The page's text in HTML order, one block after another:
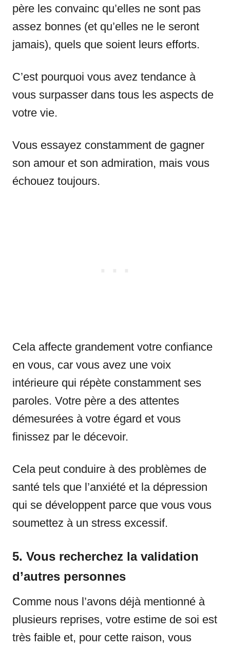
père les convainc qu’elles ne sont pas
assez bonnes (et qu’elles ne le seront
jamais), quels que soient leurs efforts.
C’est pourquoi vous avez tendance à
vous surpasser dans tous les aspects de
votre vie.
Vous essayez constamment de gagner
son amour et son admiration, mais vous
échouez toujours.
Cela affecte grandement votre confiance
en vous, car vous avez une voix
intérieure qui répète constamment ses
paroles. Votre père a des attentes
démesurées à votre égard et vous
finissez par le décevoir.
Cela peut conduire à des problèmes de
santé tels que l’anxiété et la dépression
qui se développent parce que vous vous
soumettez à un stress excessif.
5. Vous recherchez la validation
d’autres personnes
Comme nous l’avons déjà mentionné à
plusieurs reprises, votre estime de soi est
très faible et, pour cette raison, vous